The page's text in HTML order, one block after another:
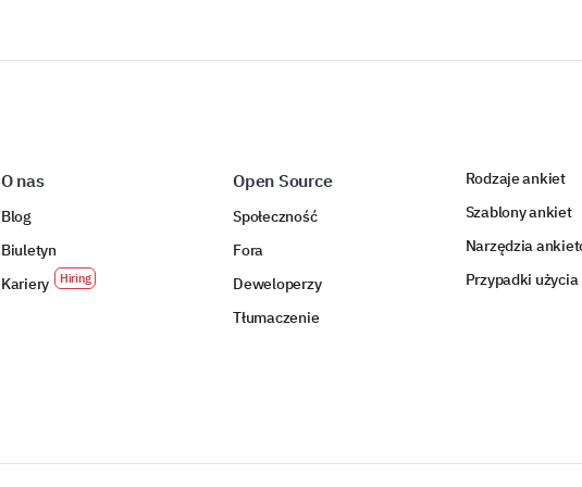
O nas
Blog
Biuletyn
Kariery
Open Source
Społeczność
Fora
Deweloperzy
Tłumaczenie
Rodzaje ankiet
Szablony ankiet
Narzędzia
Przypadki użycia